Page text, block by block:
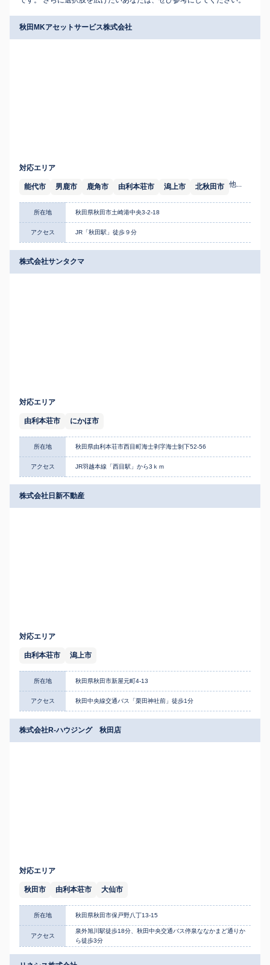
秋田MKアセットサービス株式会社
対応エリア
能代市 男鹿市 鹿角市 由利本荘市 潟上市 北秋田市 他...
所在地 秋田県秋田市土崎港中央3-2-18
アクセス JR「秋田駅」徒歩９分
株式会社サンタクマ
対応エリア
由利本荘市 にかほ市
所在地 秋田県由利本荘市西目町海士剥字海士剝下52-56
アクセス JR羽越本線「西目駅」から3ｋｍ
株式会社日新不動産
対応エリア
由利本荘市 潟上市
所在地 秋田県秋田市新屋元町4-13
アクセス 秋田中央線交通バス「栗田神社前」徒歩1分
株式会社R-ハウジング 秋田店
対応エリア
秋田市 由利本荘市 大仙市
所在地 秋田県秋田市保戸野八丁13-15
アクセス
泉外旭川駅徒歩18分、秋田中央交通バス停泉ななかまど通りか
ら徒歩3分